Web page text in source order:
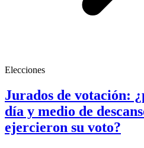
Elecciones
Jurados de votación:
día y medio de
ejercieron su voto?